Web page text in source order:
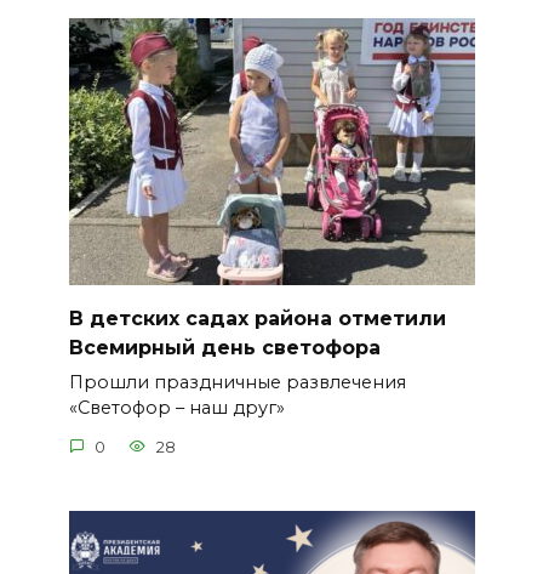
В детских садах района отметили
Всемирный день светофора
Прошли праздничные развлечения
«Светофор – наш друг»
0 28